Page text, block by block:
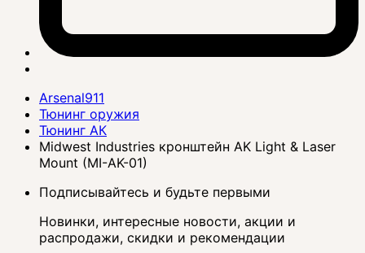
Arsenal911
Тюнинг оружия
Тюнинг АК
Midwest Industries кронштейн AK Light & Laser
Mount (MI-AK-01)
Подписывайтесь и будьте первыми
Новинки, интересные новости, акции и
распродажи, скидки и рекомендации